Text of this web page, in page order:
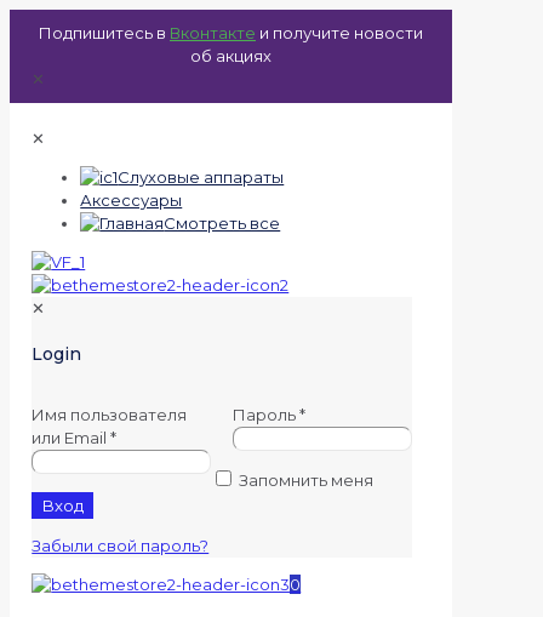
Подпишитесь в Вконтакте и получите новости
об акциях
✕
✕
Слуховые аппараты
Аксессуары
Смотреть все
✕
Login
Имя пользователя
или Email*
Пароль*
Запомнить меня
Вход
Забыли свой пароль?
0